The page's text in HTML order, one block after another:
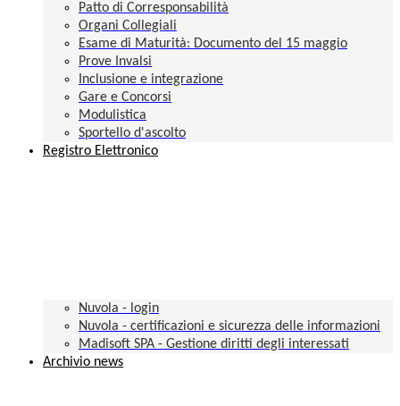
Patto di Corresponsabilità
Organi Collegiali
Esame di Maturità: Documento del 15 maggio
Prove Invalsi
Inclusione e integrazione
Gare e Concorsi
Modulistica
Sportello d'ascolto
Registro Elettronico
Nuvola - login
Nuvola - certificazioni e sicurezza delle informazioni
Madisoft SPA - Gestione diritti degli interessati
Archivio news